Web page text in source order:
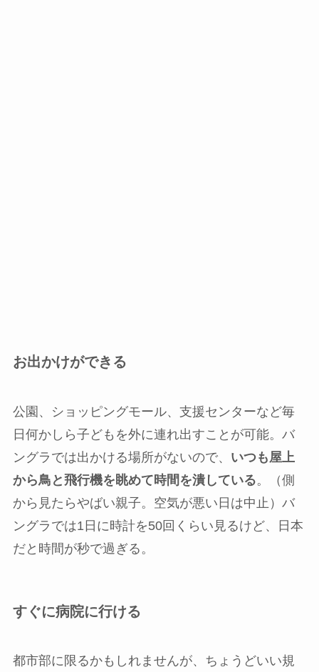
お出かけができる
公園、ショッピングモール、支援センターなど毎
日何かしら子どもを外に連れ出すことが可能。バ
ングラでは出かける場所がないので、 いつも屋上
から鳥と飛行機を眺めて時間を潰している。（側
から見たらやばい親子。空気が悪い日は中止）バ
ングラでは1日に時計を50回くらい見るけど、日本
だと時間が秒で過ぎる。
すぐに病院に行ける
都市部に限るかもしれませんが、ちょうどいい規